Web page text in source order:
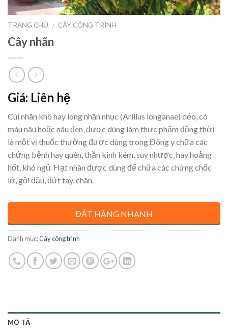
TRANG CHỦ / CÂY CÔNG TRÌNH
Cây nhãn
Giá: Liên hệ
Cùi nhãn khô hay long nhãn nhục (Arillus longanae) dẻo, có
màu nâu hoặc nâu đen, được dùng làm thực phẩm đồng thời
là một vị thuốc thường được dùng trong Đông y chữa các
chứng bệnh hay quên, thần kinh kém, suy nhược, hay hoảng
hốt, khó ngủ. Hạt nhãn được dùng để chữa các chứng chốc
lở, gội đầu, đứt tay, chân.
ĐẶT HÀNG NHANH
Danh mục:Cây công trình
MÔ TẢ